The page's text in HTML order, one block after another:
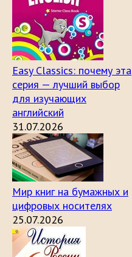
Easy Classics: почему эта
серия — лучший выбор
для изучающих
английский
31.07.2026
Мир книг на бумажных и
цифровых носителях
25.07.2026